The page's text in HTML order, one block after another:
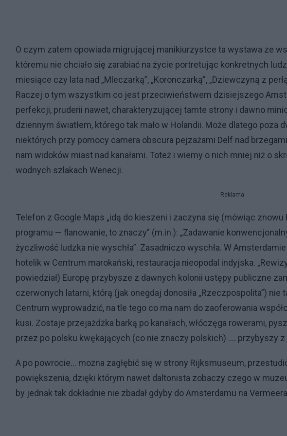
O czym zatem opowiada migrującej manikiurzystce ta wystawa ze
któremu nie chciało się zarabiać na życie portretując konkretnych
miesiące czy lata nad „Mleczarką”, „Koronczarką”, „Dziewczyną z
Raczej o tym wszystkim co jest przeciwieństwem dzisiejszego
perfekcji, pruderii nawet, charakteryzującej tamte strony i dawno
dziennym światłem, którego tak mało w Holandii. Może dlatego poza
niektórych przy pomocy camera obscura pejzażami Delf nad
nam widoków miast nad kanałami. Toteż i wiemy o nich mniej niż o
wodnych szlakach Wenecji.
Reklama
Telefon z Google Maps „idą do kieszeni i zaczyna się (mówiąc
programu — flanowanie, to znaczy” (m.in.): „Zadawanie
życzliwość ludzka nie wyschła”. Zasadniczo wyschła. W
hotelik w Centrum marokański, restauracja nieopodal indyjska.
powiedział) Europę przybysze z dawnych kolonii ustępy publiczne
czerwonych latarni, którą (jak onegdaj donosiła „Rzeczpospolita”) nie
Centrum wyprowadzić, na tle tego co ma nam do zaoferowania
kusi. Zostaje przejażdżka barką po kanałach, włóczęga rowerami,
przez po polsku kwękających (co nie znaczy polskich) …. przybyszy z
A po powrocie… można zagłębić się w strony Rijksmuseum,
powiększenia, dzięki którym nawet daltonista zobaczy czego w
by jednak tak dokładnie nie zbadał gdyby do Amsterdamu na